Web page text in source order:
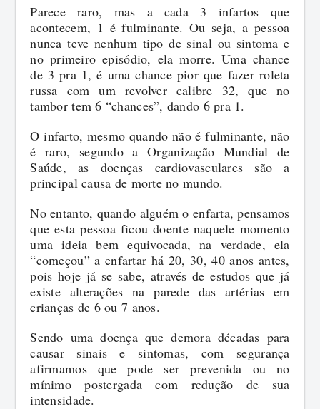
Política
Religião
Saúde
São José dos Quatro Marcos
Parece raro, mas a cada 3 infartos que
acontecem, 1 é fulminante. Ou seja, a pessoa
nunca teve nenhum tipo de sinal ou sintoma e
no primeiro episódio, ela morre. Uma chance
de 3 pra 1, é uma chance pior que fazer roleta
russa com um revolver calibre 32, que no
tambor tem 6 “chances”, dando 6 pra 1.
O infarto, mesmo quando não é fulminante, não
é raro, segundo a Organização Mundial de
Saúde, as doenças cardiovasculares são a
principal causa de morte no mundo.
No entanto, quando alguém o enfarta, pensamos
que esta pessoa ficou doente naquele momento
uma ideia bem equivocada, na verdade, ela
“começou” a enfartar há 20, 30, 40 anos antes,
pois hoje já se sabe, através de estudos que já
existe alterações na parede das artérias em
crianças de 6 ou 7 anos.
Sendo uma doença que demora décadas para
causar sinais e sintomas, com segurança
afirmamos que pode ser prevenida ou no
mínimo postergada com redução de sua
intensidade.